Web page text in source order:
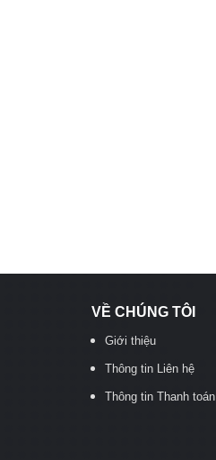
VỀ CHÚNG TÔI
Giới thiệu
Thông tin Liên hệ
Thông tin Thanh toán